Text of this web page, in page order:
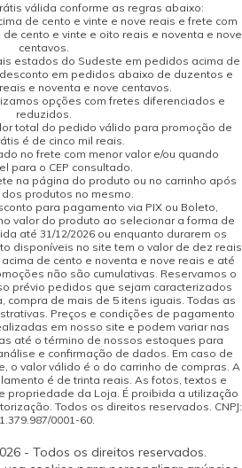
válida conforme as regras abaixo:
de cento e vinte e nove reais e frete com
cento e vinte e oito reais e noventa e nove
centavos.
estados do Sudeste em pedidos acima de
em pedidos abaixo de duzentos e
e noventa e nove centavos.
opções com fretes diferenciados e
reduzidos.
total do pedido válido para promoção de
é de cinco mil reais.
no frete com menor valor e/ou quando
para o CEP consultado.
na página do produto ou no carrinho após
produtos no mesmo.
para pagamento via PIX ou Boleto,
valor do produto ao selecionar a forma de
até 31/12/2026 ou enquanto durarem os
disponíveis no site tem o valor de dez reais
de cento e noventa e nove reais e até
não são cumulativas. Reservamos o
prévio pedidos que sejam caracterizados
compra de mais de 5 itens iguais. Todas as
Preços e condições de pagamento
em nosso site e podem variar nas
até o término de nossos estoques para
e confirmação de dados. Em caso de
o valor válido é o do carrinho de compras. A
é de trinta reais. As fotos, textos e
propriedade da Loja. É proibida a utilização
Todos os direitos reservados. CNPJ:
0001-60.
- Todos os direitos reservados.